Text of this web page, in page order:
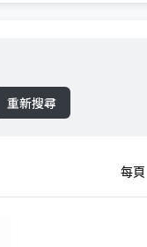
重新搜尋
每頁